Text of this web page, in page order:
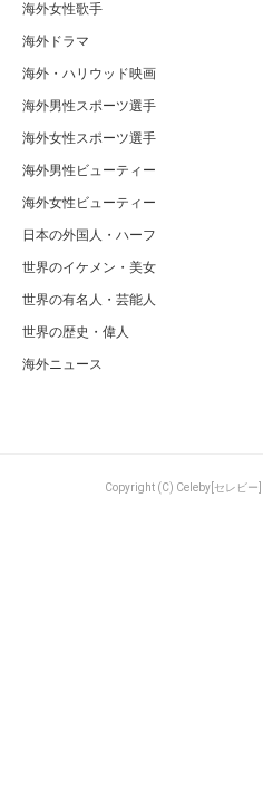
海外女性歌手
海外ドラマ
海外・ハリウッド映画
海外男性スポーツ選手
海外女性スポーツ選手
海外男性ビューティー
海外女性ビューティー
日本の外国人・ハーフ
世界のイケメン・美女
世界の有名人・芸能人
世界の歴史・偉人
海外ニュース
Copyright (C) Celeby[セレビー